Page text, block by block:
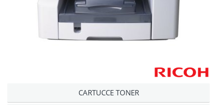
CARTUCCE TONER